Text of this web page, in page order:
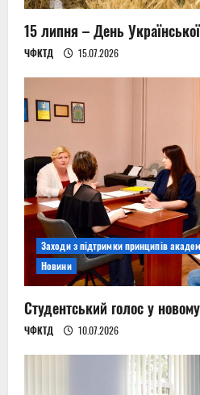
15 липня – День
ЧФКТД 15.07.2026
Заходи з підтримки принципів
Новини
Студентський голос у
ЧФКТД 10.07.2026